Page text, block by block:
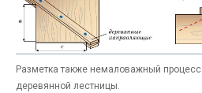
Разметка также немаловажный процесс
деревянной лестницы.